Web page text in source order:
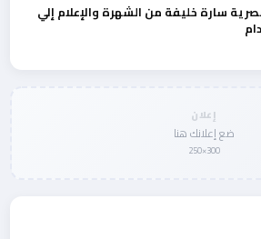
سارة خليفة من الشهرة والإعلام إلي
إعلان
ضع إعلانك هنا
300×250